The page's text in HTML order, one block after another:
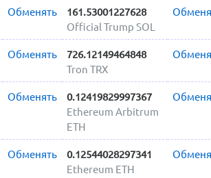
Обменять
161.53001227628
Official Trump SOL
Обменять
726.12149464848
Tron TRX
Обменять
0.12419829997367
Ethereum Arbitrum
ETH
Обменять
0.12544028297341
Ethereum ETH